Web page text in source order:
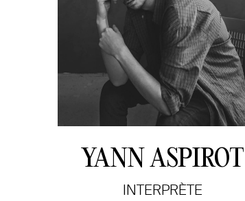
YANN ASPIROT
INTERPRÈTE